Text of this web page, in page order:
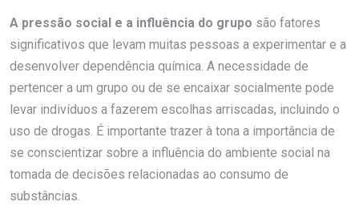
A pressão social e a influência do grupo são fatores
significativos que levam muitas pessoas a experimentar e a
desenvolver dependência química. A necessidade de
pertencer a um grupo ou de se encaixar socialmente pode
levar indivíduos a fazerem escolhas arriscadas, incluindo o
uso de drogas. É importante trazer à tona a importância de
se conscientizar sobre a influência do ambiente social na
tomada de decisões relacionadas ao consumo de
substâncias.